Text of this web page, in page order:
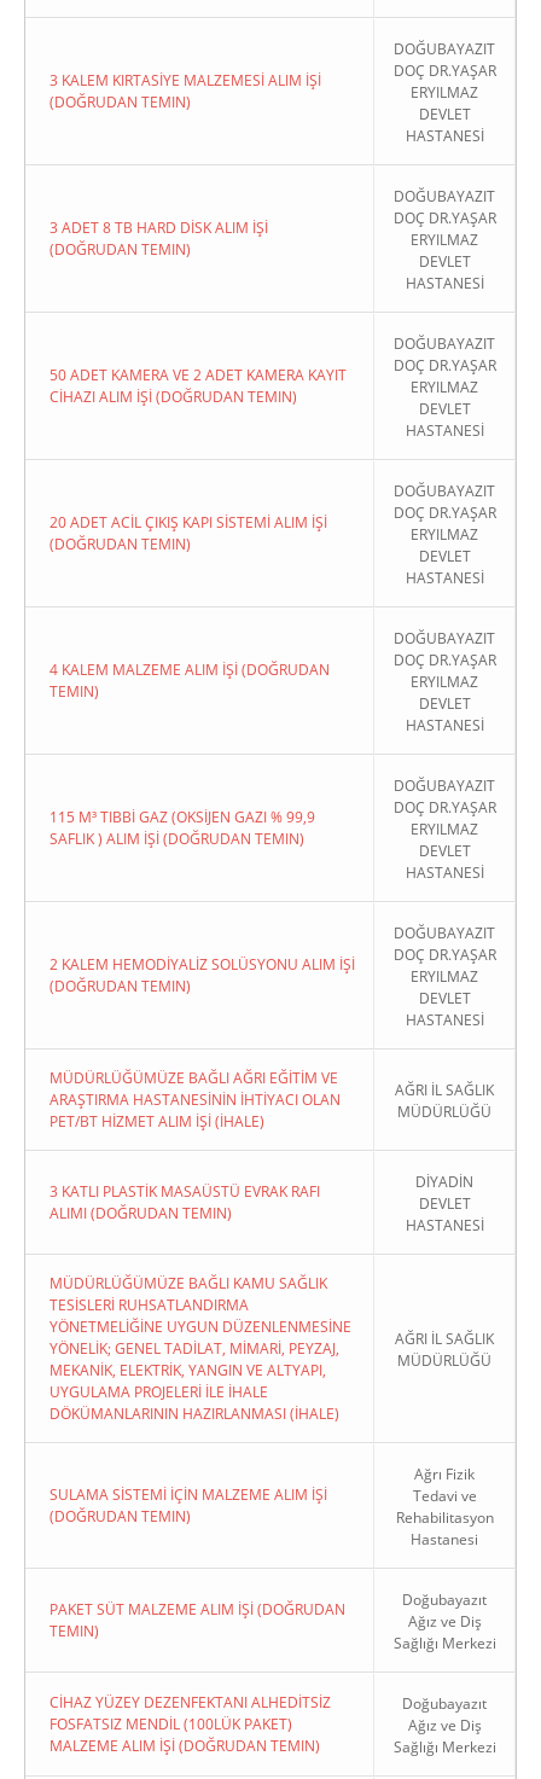
3 KALEM KIRTASİYE MALZEMESİ ALIM İŞİ
(DOĞRUDAN TEMIN)
DOĞUBAYAZIT
DOÇ DR.YAŞAR
ERYILMAZ
DEVLET
HASTANESİ
3 ADET 8 TB HARD DİSK ALIM İŞİ
(DOĞRUDAN TEMIN)
DOĞUBAYAZIT
DOÇ DR.YAŞAR
ERYILMAZ
DEVLET
HASTANESİ
50 ADET KAMERA VE 2 ADET KAMERA KAYIT
CİHAZI ALIM İŞİ (DOĞRUDAN TEMIN)
DOĞUBAYAZIT
DOÇ DR.YAŞAR
ERYILMAZ
DEVLET
HASTANESİ
20 ADET ACİL ÇIKIŞ KAPI SİSTEMİ ALIM İŞİ
(DOĞRUDAN TEMIN)
DOĞUBAYAZIT
DOÇ DR.YAŞAR
ERYILMAZ
DEVLET
HASTANESİ
4 KALEM MALZEME ALIM İŞİ (DOĞRUDAN
TEMIN)
DOĞUBAYAZIT
DOÇ DR.YAŞAR
ERYILMAZ
DEVLET
HASTANESİ
115 M³ TIBBİ GAZ (OKSİJEN GAZI % 99,9
SAFLIK ) ALIM İŞİ (DOĞRUDAN TEMIN)
DOĞUBAYAZIT
DOÇ DR.YAŞAR
ERYILMAZ
DEVLET
HASTANESİ
2 KALEM HEMODİYALİZ SOLÜSYONU ALIM İŞİ
(DOĞRUDAN TEMIN)
DOĞUBAYAZIT
DOÇ DR.YAŞAR
ERYILMAZ
DEVLET
HASTANESİ
MÜDÜRLÜĞÜMÜZE BAĞLI AĞRI EĞİTİM VE
ARAŞTIRMA HASTANESİNİN İHTİYACI OLAN
PET/BT HİZMET ALIM İŞİ (İHALE)
AĞRI İL SAĞLIK
MÜDÜRLÜĞÜ
3 KATLI PLASTİK MASAÜSTÜ EVRAK RAFI
ALIMI (DOĞRUDAN TEMIN)
DİYADİN
DEVLET
HASTANESİ
MÜDÜRLÜĞÜMÜZE BAĞLI KAMU SAĞLIK
TESİSLERİ RUHSATLANDIRMA
YÖNETMELİĞİNE UYGUN DÜZENLENMESİNE
YÖNELİK; GENEL TADİLAT, MİMARİ, PEYZAJ,
MEKANİK, ELEKTRİK, YANGIN VE ALTYAPI,
UYGULAMA PROJELERİ İLE İHALE
DÖKÜMANLARININ HAZIRLANMASI (İHALE)
AĞRI İL SAĞLIK
MÜDÜRLÜĞÜ
SULAMA SİSTEMİ İÇİN MALZEME ALIM İŞİ
(DOĞRUDAN TEMIN)
Ağrı Fizik
Tedavi ve
Rehabilitasyon
Hastanesi
PAKET SÜT MALZEME ALIM İŞİ (DOĞRUDAN
TEMIN)
Doğubayazıt
Ağız ve Diş
Sağlığı Merkezi
CİHAZ YÜZEY DEZENFEKTANI ALHEDİTSİZ
FOSFATSIZ MENDİL (100LÜK PAKET)
MALZEME ALIM İŞİ (DOĞRUDAN TEMIN)
Doğubayazıt
Ağız ve Diş
Sağlığı Merkezi